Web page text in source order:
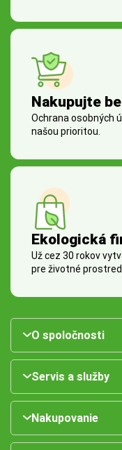
Nakupujte
Ochrana osobných
našou prioritou.
Ekologická
Už cez 30 rokov
pre životné
O spoločnosti
Servis a služby
Nakupovanie